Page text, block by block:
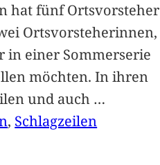
hat fünf Ortsvorsteher
Ortsvorsteherinnen,
in einer Sommerserie
möchten. In ihren
und auch …
, Schlagzeilen